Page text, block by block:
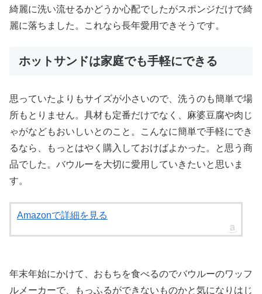
綺麗に洗い流せるかどうか心配でしたがスポンジだけで綺
麗に落ちました。これなら長年愛用できそうです。
ホットサンドは家庭でも手軽にできる
思っていたよりもサイズが小さいので、洗うのも簡単で場
所もとりません。具材も定番だけでなく、麻婆豆腐や肉じ
ゃがなどもおいしいとのこと。こんなに簡単で手軽にでき
るなら、もっとはやく購入しておけばよかった。と思う商
品でした。バウルーを大切に愛用していきたいと思いま
す。
Amazonで詳細を見る
年末年始にかけて、おもちを食べるのでバウルーのワッフ
ルメーカーで、もっふるができないものかと気になりはじ